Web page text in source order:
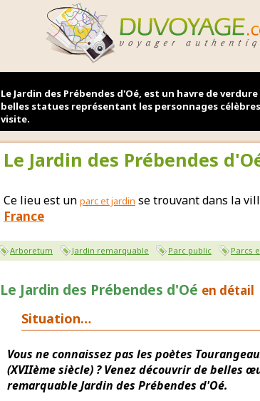
Le Jardin des Prébendes d'Oé, est un havre de
belles statues représentant les personnages
visite.
Le Jardin des Prébendes
Ce lieu est un parc et jardin se trouvant dans la
France
Arboretum Jardin remarquable Parc public Parcs
Le Jardin des Prébendes d'Oé en détail
Situation…
Vous ne connaissez pas les poètes
(XVIIème siècle) ? Venez découvrir de belles
remarquable Jardin des Prébendes d'Oé.